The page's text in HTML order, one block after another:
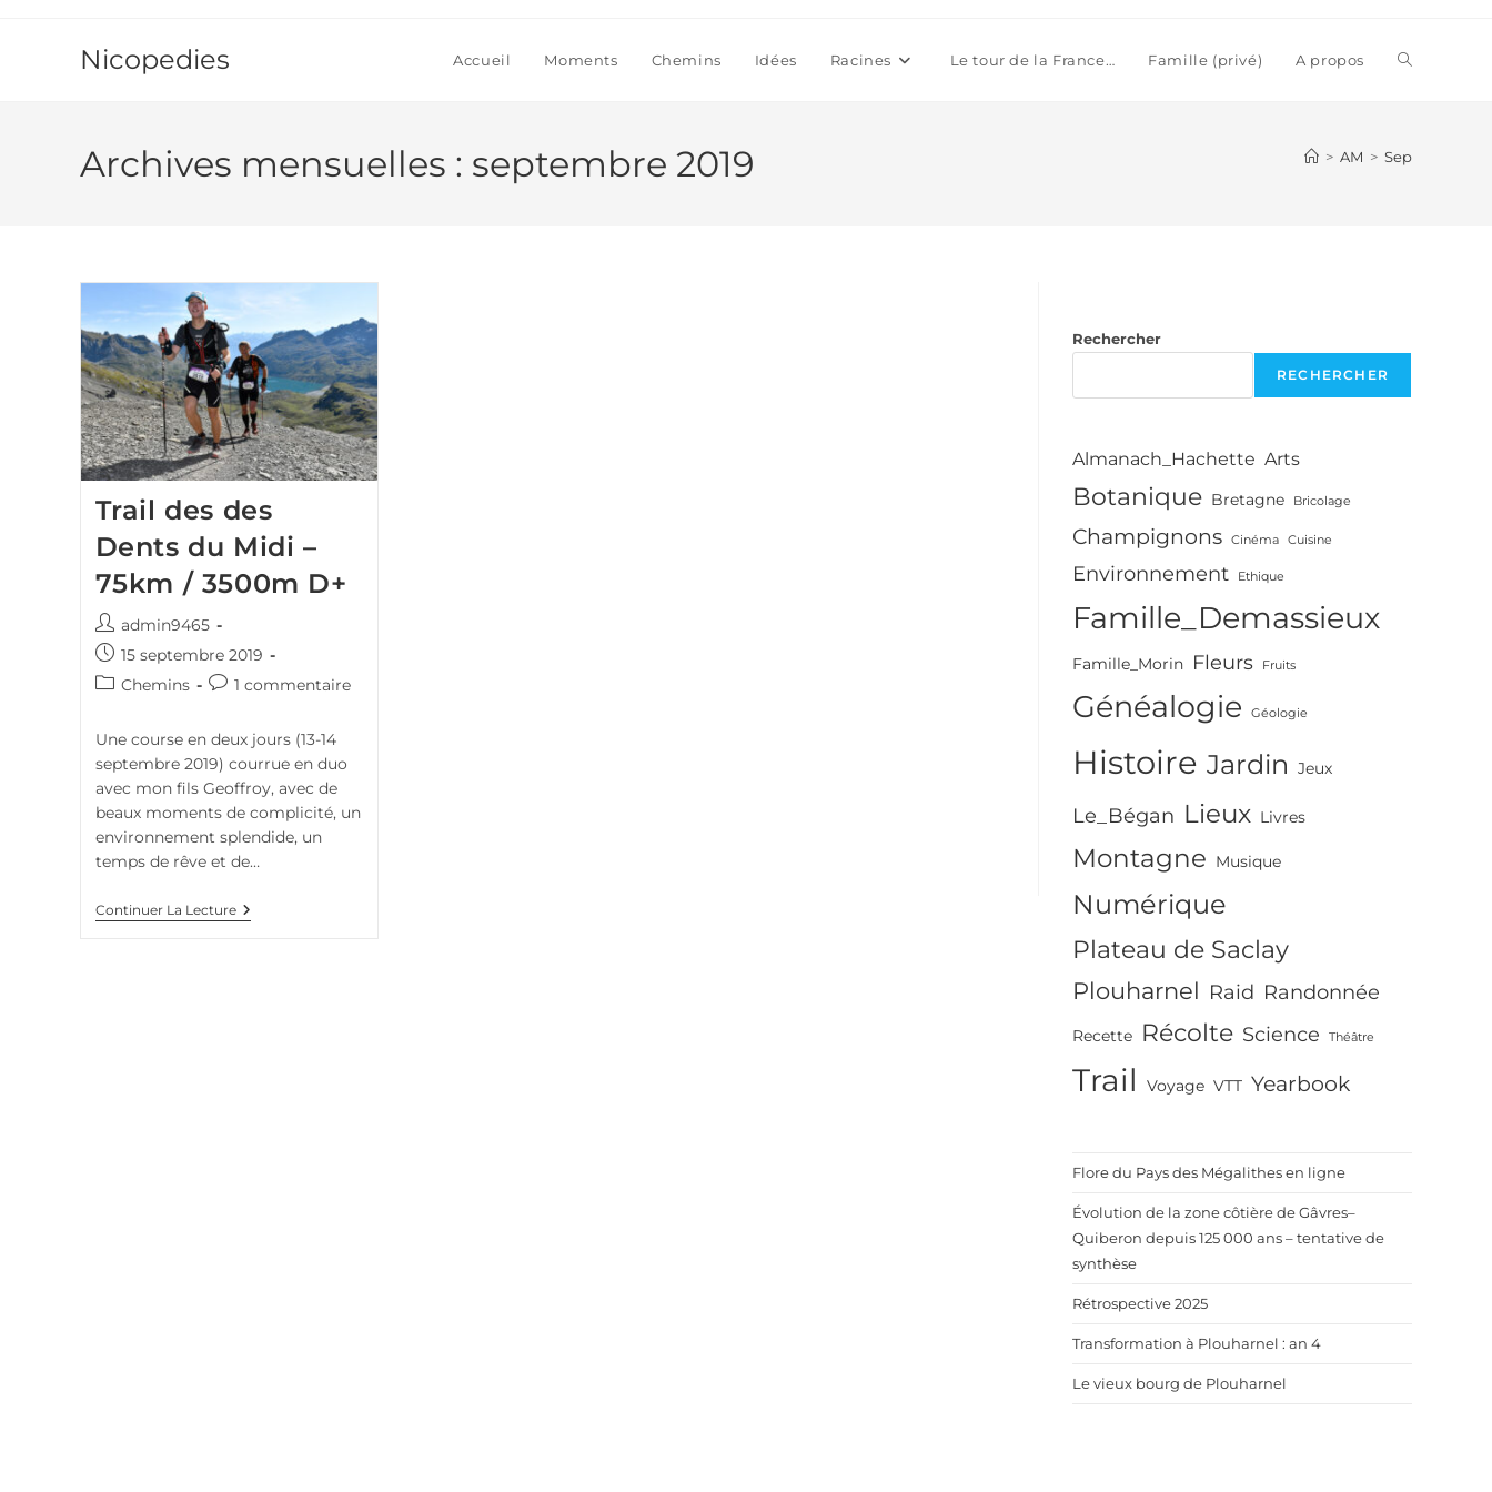
Nicopedies Accueil Moments Chemins Idées Racines Le tour de la France… Famille (privé) A propos Toggle
Archives mensuelles : septembre 2019 > AM > Sep
Trail des des
Dents du Midi –
75km / 3500m D+
Auteur/autrice
de
publication :
admin9465
Publication
publiée :
15 septembre 2019
PostChemins
Commentaires
la
publication :
1 commentaire
Une course en deux jours (13-14
septembre 2019) courrue en duo
avec mon fils Geoffroy, avec de
beaux moments de complicité, un
environnement splendide, un
temps de rêve et de…
Continuer La LectureTrail
Des
Rechercher
RECHERCHER
Almanach_Hachette Arts
Botanique Bretagne Bricolage
Champignons Cinéma Cuisine
Environnement Ethique
Famille_Demassieux
Famille_Morin Fleurs Fruits
Généalogie Géologie
Histoire Jardin Jeux
Le_Bégan Lieux Livres
Montagne Musique
Numérique
Plateau de Saclay
Plouharnel Raid Randonnée
Recette Récolte Science Théâtre
Trail Voyage VTT Yearbook
Flore du Pays des Mégalithes en ligne
Évolution de la zone côtière de Gâvres–
Quiberon depuis 125 000 ans – tentative de
synthèse
Rétrospective 2025
Transformation à Plouharnel : an 4
Le vieux bourg de Plouharnel